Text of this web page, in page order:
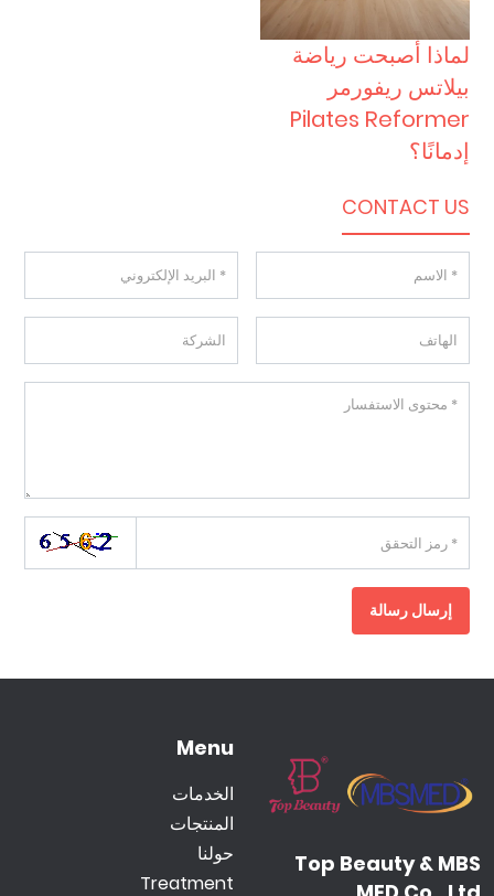
لماذا أصبحت رياضة
بيلاتس ريفورمر
Pilates Reformer
إدمانًا؟
CONTACT US
إرسال رسالة
Top Beauty & MBS
Menu
الخدمات
المنتجات
حولنا
Treatment